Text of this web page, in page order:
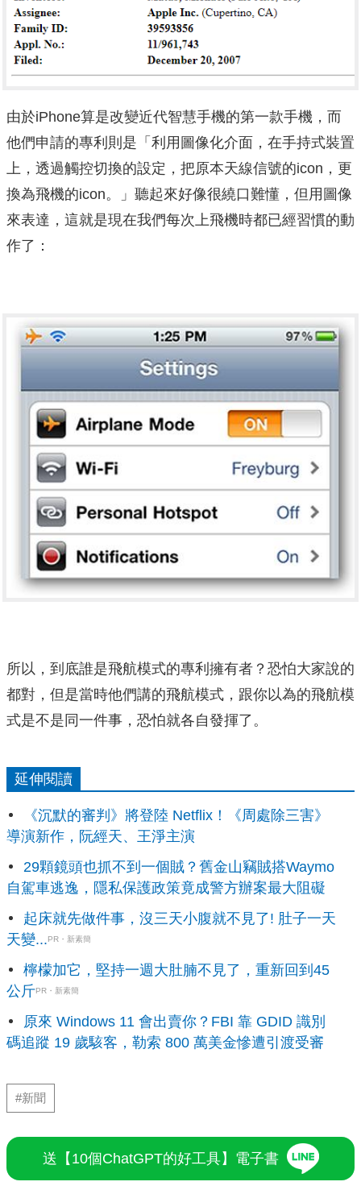
由於iPhone算是改變近代智慧手機的第一款手機，而
他們申請的專利則是「利用圖像化介面，在手持式裝置
上，透過觸控切換的設定，把原本天線信號的icon，更
換為飛機的icon。」聽起來好像很繞口難懂，但用圖像
來表達，這就是現在我們每次上飛機時都已經習慣的動
作了：
所以，到底誰是飛航模式的專利擁有者？恐怕大家說的
都對，但是當時他們講的飛航模式，跟你以為的飛航模
式是不是同一件事，恐怕就各自發揮了。
延伸閱讀
《沉默的審判》將登陸 Netflix！《周處除三害》
導演新作，阮經天、王淨主演
29顆鏡頭也抓不到一個賊？舊金山竊賊搭Waymo
自駕車逃逸，隱私保護政策竟成警方辦案最大阻礙
起床就先做件事，沒三天小腹就不見了! 肚子一天
天變...PR・新素簡
檸檬加它，堅持一週大肚腩不見了，重新回到45
公斤PR・新素簡
原來 Windows 11 會出賣你？FBI 靠 GDID 識別
碼追蹤 19 歲駭客，勒索 800 萬美金慘遭引渡受審
#新聞
送【10個ChatGPT的好工具】電子書